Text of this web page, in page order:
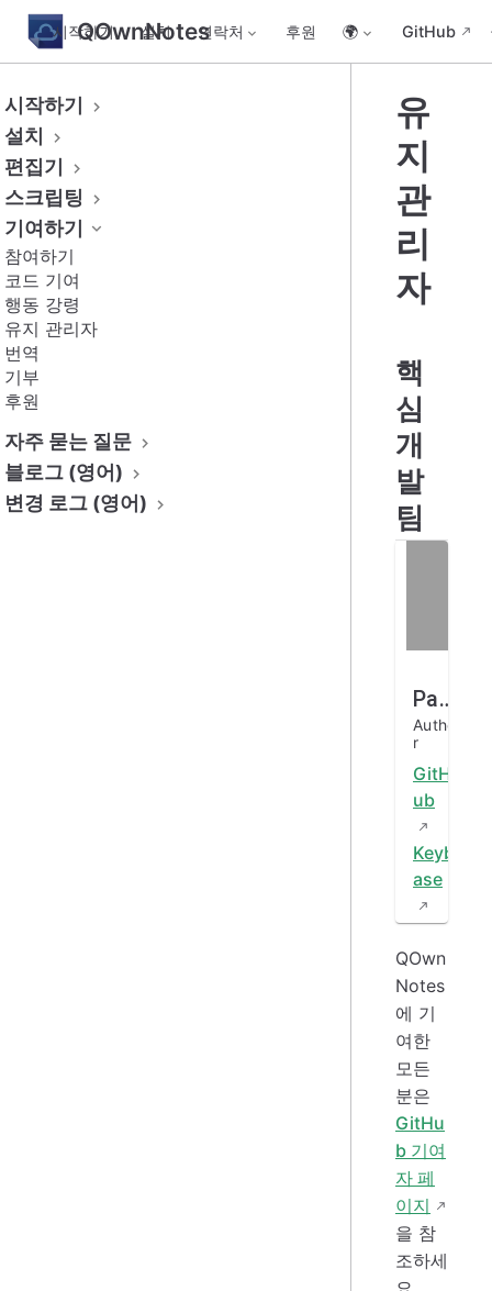
QOwnNotes
시작하기 설치 연락처 후원 🌍 GitHub
시작하기
설치
편집기
스크립팅
기여하기
참여하기
코드 기여
행동 강령
유지 관리자
번역
기부
후원
자주 묻는 질문
블로그 (영어)
변경 로그 (영어)
유
지
관
리
자
핵
심
개
발
팀
Patrizio Bekerle
Autho
r
GitH
ub
Keyb
ase
QOwn
Notes
에 기
여한
모든
분은
GitHu
b 기여
자 페
이지
을 참
조하세